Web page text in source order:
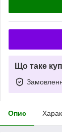
Що таке
Опис